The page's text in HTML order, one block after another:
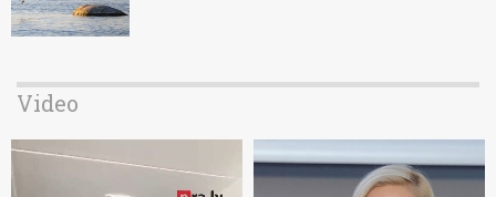
Video